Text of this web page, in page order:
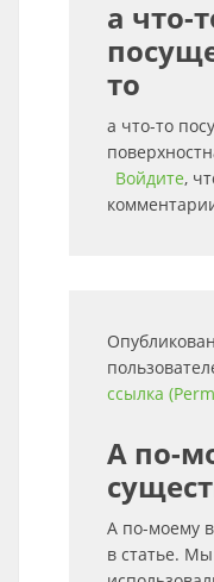
а что-
то
а что-то
Войдите,
ссылка
А по-
А по-моему
в статье.